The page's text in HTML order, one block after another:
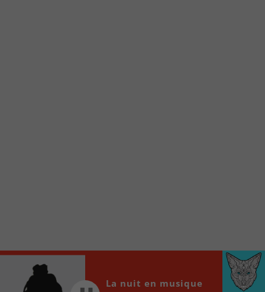
locale vous sont maintenant accessibles en un clic!
Audio
Player
00:00 00:00
La nuit en musique